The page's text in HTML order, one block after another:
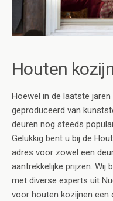
Houten
Hoewel in de laatste
geproduceerd van
deuren nog steeds
Gelukkig bent u bij de
adres voor zowel een
aantrekkelijke prijzen. Wij
met diverse experts uit
voor houten kozijnen een